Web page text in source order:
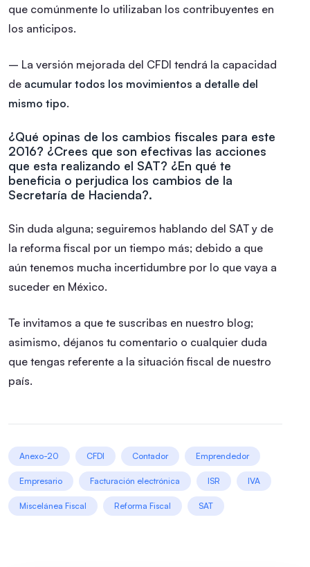
que comúnmente lo utilizaban los contribuyentes en
los anticipos.
– La versión mejorada del CFDI tendrá la capacidad
de acumular todos los movimientos a detalle del
mismo tipo.
¿Qué opinas de los cambios fiscales para este
2016? ¿Crees que son efectivas las acciones
que esta realizando el SAT? ¿En qué te
beneficia o perjudica los cambios de la
Secretaría de Hacienda?.
Sin duda alguna; seguiremos hablando del SAT y de
la reforma fiscal por un tiempo más; debido a que
aún tenemos mucha incertidumbre por lo que vaya a
suceder en México.
Te invitamos a que te suscribas en nuestro blog;
asimismo, déjanos tu comentario o cualquier duda
que tengas referente a la situación fiscal de nuestro
país.
Anexo-20 CFDI Contador Emprendedor
Empresario Facturación electrónica ISR IVA
Miscelánea Fiscal Reforma Fiscal SAT